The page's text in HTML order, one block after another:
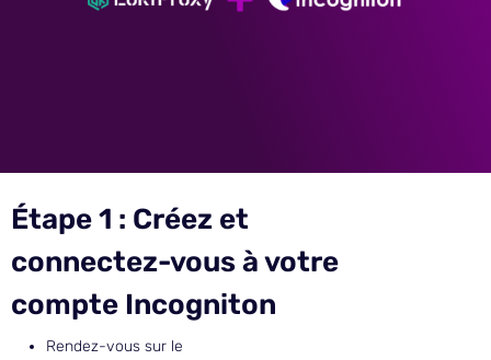
Étape 1 : Créez et
connectez-vous à votre
compte Incogniton
Rendez-vous sur le